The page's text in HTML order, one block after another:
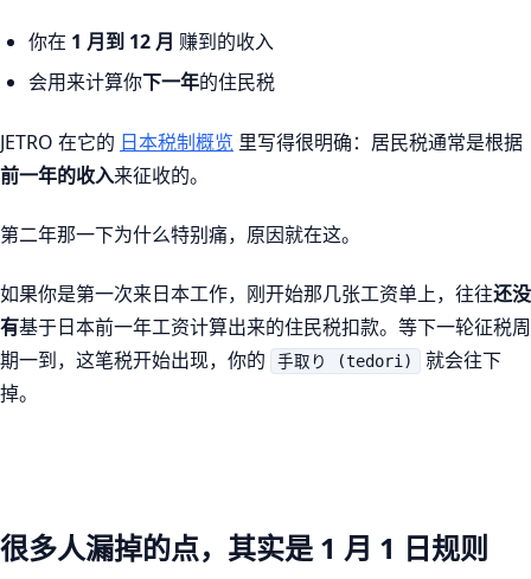
你在 1 月到 12 月 赚到的收入
会用来计算你下一年的住民税
JETRO 在它的 日本税制概览 里写得很明确：居民税通常是根据
前一年的收入来征收的。
第二年那一下为什么特别痛，原因就在这。
如果你是第一次来日本工作，刚开始那几张工资单上，往往还没
有基于日本前一年工资计算出来的住民税扣款。等下一轮征税周
期一到，这笔税开始出现，你的
手取り (tedori)
就会往下
掉。
很多人漏掉的点，其实是 1 月 1 日规则